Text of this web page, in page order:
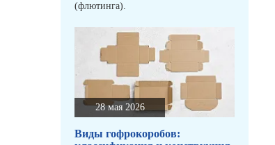
(флютинга).
28 мая 2026
Виды гофрокоробов: